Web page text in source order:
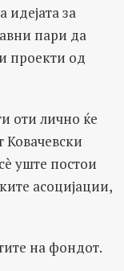
за
пари да
проекти од
оти лично ќе
Ковачевски
уште постои
асоцијации,
на фондот.